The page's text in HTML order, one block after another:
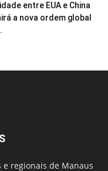
entre EUA e China
a nova ordem global
e regionais de Manaus